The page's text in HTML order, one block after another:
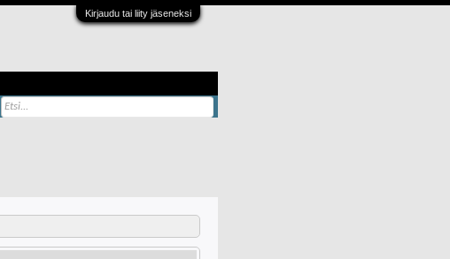
Kirjaudu tai liity jäseneksi